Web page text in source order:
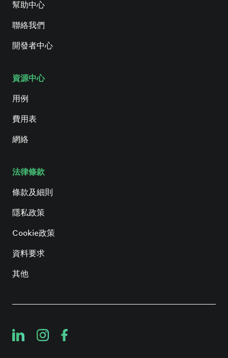
幫助中心
聯絡我們
開發者中心
資源中心
用例
費用表
網絡
法律條款
條款及細則
隱私政策
Cookie政策
資料要求
其他